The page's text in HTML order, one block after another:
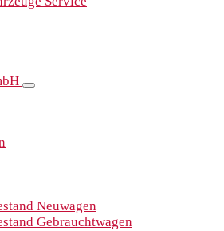
Neuwagen
Gebrauchtwagen